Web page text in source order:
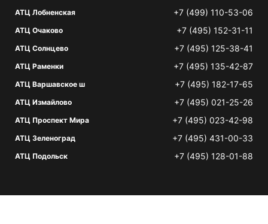
АТЦ Лобненская +7 (499) 110-53-06
АТЦ Очаково +7 (495) 152-31-11
АТЦ Солнцево +7 (495) 125-38-41
АТЦ Раменки +7 (495) 135-42-87
АТЦ Варшавское ш +7 (495) 182-17-65
АТЦ Измайлово +7 (495) 021-25-26
АТЦ Проспект Мира +7 (495) 023-42-98
АТЦ Зеленоград +7 (495) 431-00-33
АТЦ Подольск +7 (495) 128-01-88